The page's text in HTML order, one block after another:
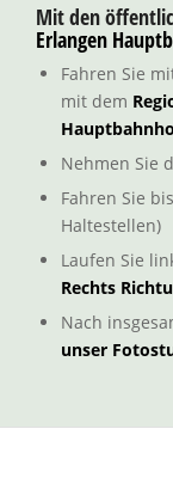
Mit den
Erlangen
Fahren Sie
mit dem
Nehmen Sie
Fahren Sie
Haltestellen)
Laufen Sie
Rechts
Nach
unser